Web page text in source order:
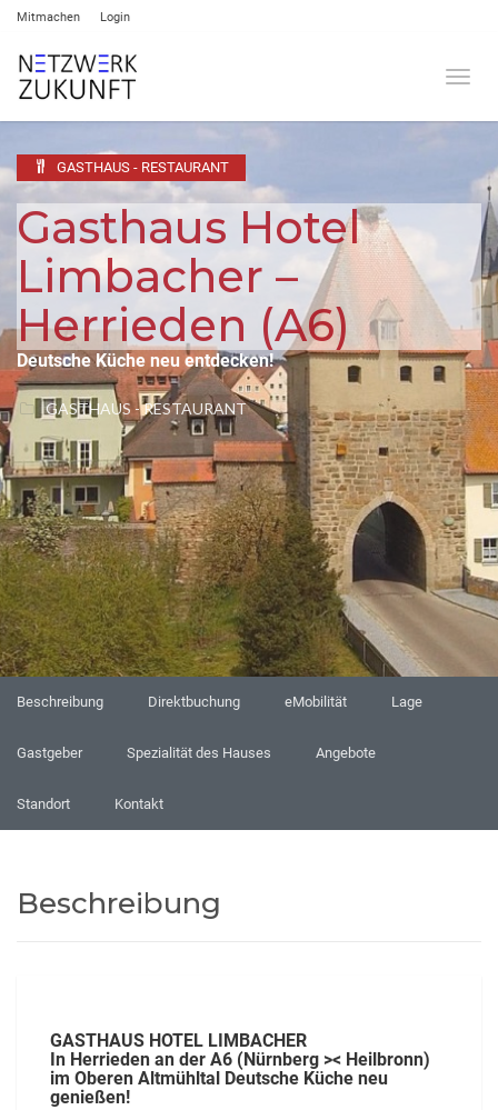
Mitmachen Login
GASTHAUS - RESTAURANT
Gasthaus Hotel
Limbacher –
Herrieden (A6)
Deutsche Küche neu entdecken!
GASTHAUS - RESTAURANT
Beschreibung Direktbuchung eMobilität Lage
Gastgeber Spezialität des Hauses Angebote
Standort Kontakt
Beschreibung
GASTHAUS HOTEL LIMBACHER
In Herrieden an der A6 (Nürnberg >< Heilbronn)
im Oberen Altmühltal Deutsche Küche neu
genießen!